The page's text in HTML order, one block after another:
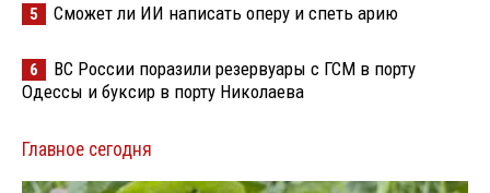
5 Сможет ли ИИ написать оперу и спеть арию
6
ВС России поразили резервуары с ГСМ в порту
Одессы и буксир в порту Николаева
Главное сегодня